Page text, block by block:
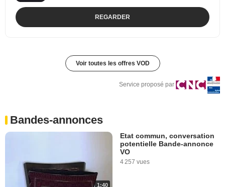
REGARDER
Voir toutes les offres VOD
Service proposé par
Bandes-annonces
1:40
Etat commun, conversation
potentielle Bande-annonce
VO
4 257 vues